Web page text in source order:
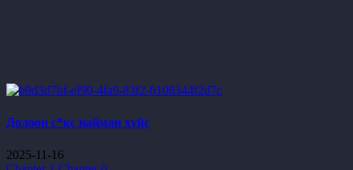
Долоон с*кс найман хүйс
2025-11-16